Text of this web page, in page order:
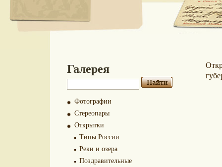
Галерея
Фотографии
Стереопары
Открытки
Типы России
Реки и озера
Поздравительные